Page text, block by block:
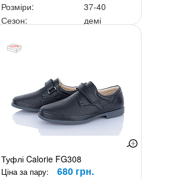
Розміри:
37-40
Сезон:
демі
Туфлі Calorie FG308
Ціна за пару: 680 грн.